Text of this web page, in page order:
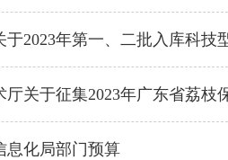
2023年第一、二批入库科技
关于征集2023年广东省荔
息化局部门预算